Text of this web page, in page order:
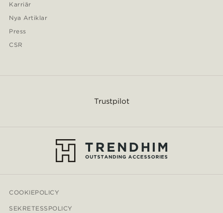
Karriär
Nya Artiklar
Press
CSR
Trustpilot
COOKIEPOLICY
SEKRETESSPOLICY